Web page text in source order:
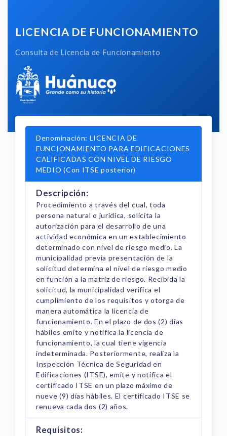
LICENCIA DE FUNCIONAMIENTO
Consulta de Licencia de Funcionamiento
Denominación: LICENCIA DE
FUNCIONAMIENTO PARA EDIFICACIONES
CALIFICADAS CON NIVEL DE RIESGO
MEDIO (Con ITSE posterior)
Descripción:
Procedimiento a través del cual, toda
persona natural o jurídica, solicita la
autorización para el desarrollo de una
actividad económica en un establecimiento
determinado con nivel de riesgo medio. La
municipalidad previa presentación de la
solicitud determina el nivel de riesgo medio
en función a la matriz de riesgo. Recibida la
solicitud, la municipalidad verifica el
cumplimiento de los requisitos y otorga de
manera automática la licencia de
funcionamiento. En el plazo de dos (2) días
hábiles emite y notifica la licencia de
funcionamiento, la cual tiene vigencia
indeterminada. Posteriormente, realiza la
Inspección Técnica de Seguridad en
Edificaciones (ITSE), emite y notifica el
certificado ITSE en un plazo máximo de
nueve (9) días hábiles. El certificado ITSE se
renueva cada dos (2) años.
Requisitos: